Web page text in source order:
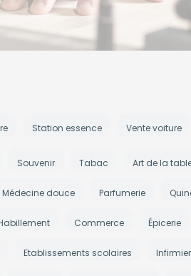
Station essence Vente voiture
Souvenir Tabac Art de la
Médecine douce Parfumerie
Commerce Épicerie
Etablissements scolaires Infirmier